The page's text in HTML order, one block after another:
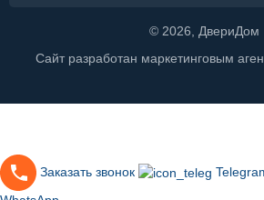
© 2026 , ДвериДом
Сайт разработан маркетинговым
Заказать звонок